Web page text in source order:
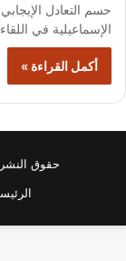
الإسماعيلية في
أكمل القراءة »
حقوق النشر 2026، جميع الحقوق محفوظة ©